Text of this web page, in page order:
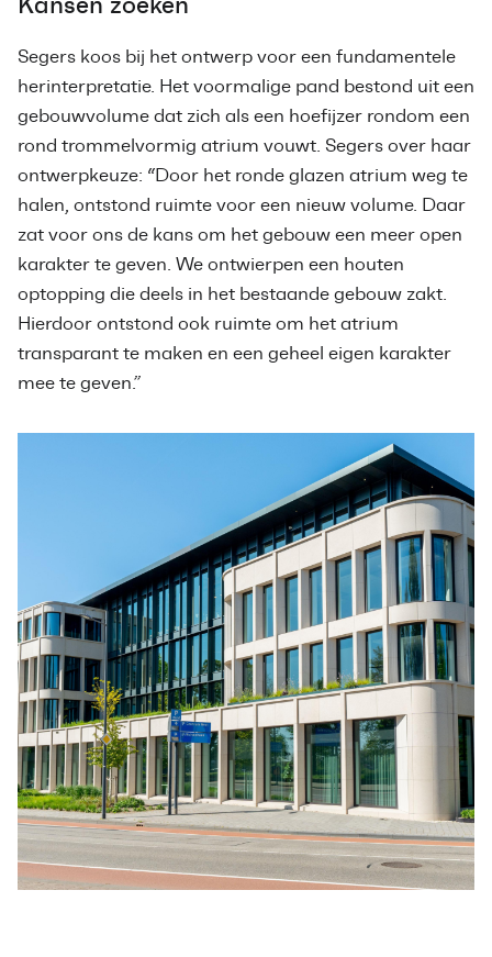
Segers koos bij het ontwerp voor een fundamentele
herinterpretatie. Het voormalige pand bestond uit een
gebouwvolume dat zich als een hoefijzer rondom een
rond trommelvormig atrium vouwt. Segers over haar
ontwerpkeuze: “Door het ronde glazen atrium weg te
halen, ontstond ruimte voor een nieuw volume. Daar
zat voor ons de kans om het gebouw een meer open
karakter te geven. We ontwierpen een houten
optopping die deels in het bestaande gebouw zakt.
Hierdoor ontstond ook ruimte om het atrium
transparant te maken en een geheel eigen karakter
mee te geven.”